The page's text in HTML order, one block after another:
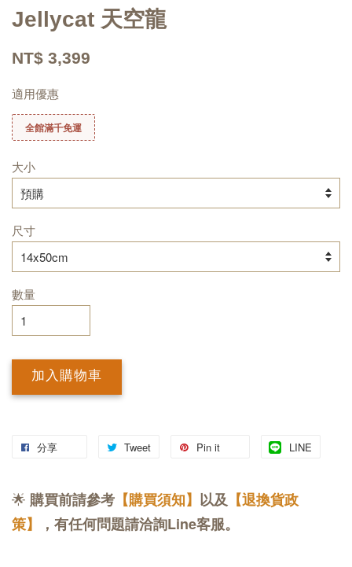
Jellycat 天空龍
NT$ 3,399
適用優惠
全館滿千免運
大小
尺寸
數量
加入購物車
分享 Tweet Pin it LINE
🌟 購買前請參考 【購買須知】 以及 【退換貨政
策】
，有任何問題請洽詢Line客服。